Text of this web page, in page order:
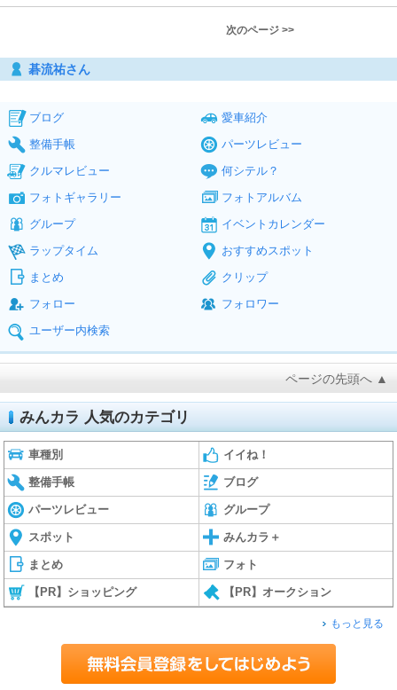
次のページ >>
碁流祐さん
ブログ
愛車紹介
整備手帳
パーツレビュー
クルマレビュー
何シテル？
フォトギャラリー
フォトアルバム
グループ
イベントカレンダー
ラップタイム
おすすめスポット
まとめ
クリップ
フォロー
フォロワー
ユーザー内検索
ページの先頭へ ▲
みんカラ 人気のカテゴリ
車種別 イイね！
整備手帳 ブログ
パーツレビュー グループ
スポット みんカラ＋
まとめ フォト
【PR】ショッピング 【PR】オークション
もっと見る